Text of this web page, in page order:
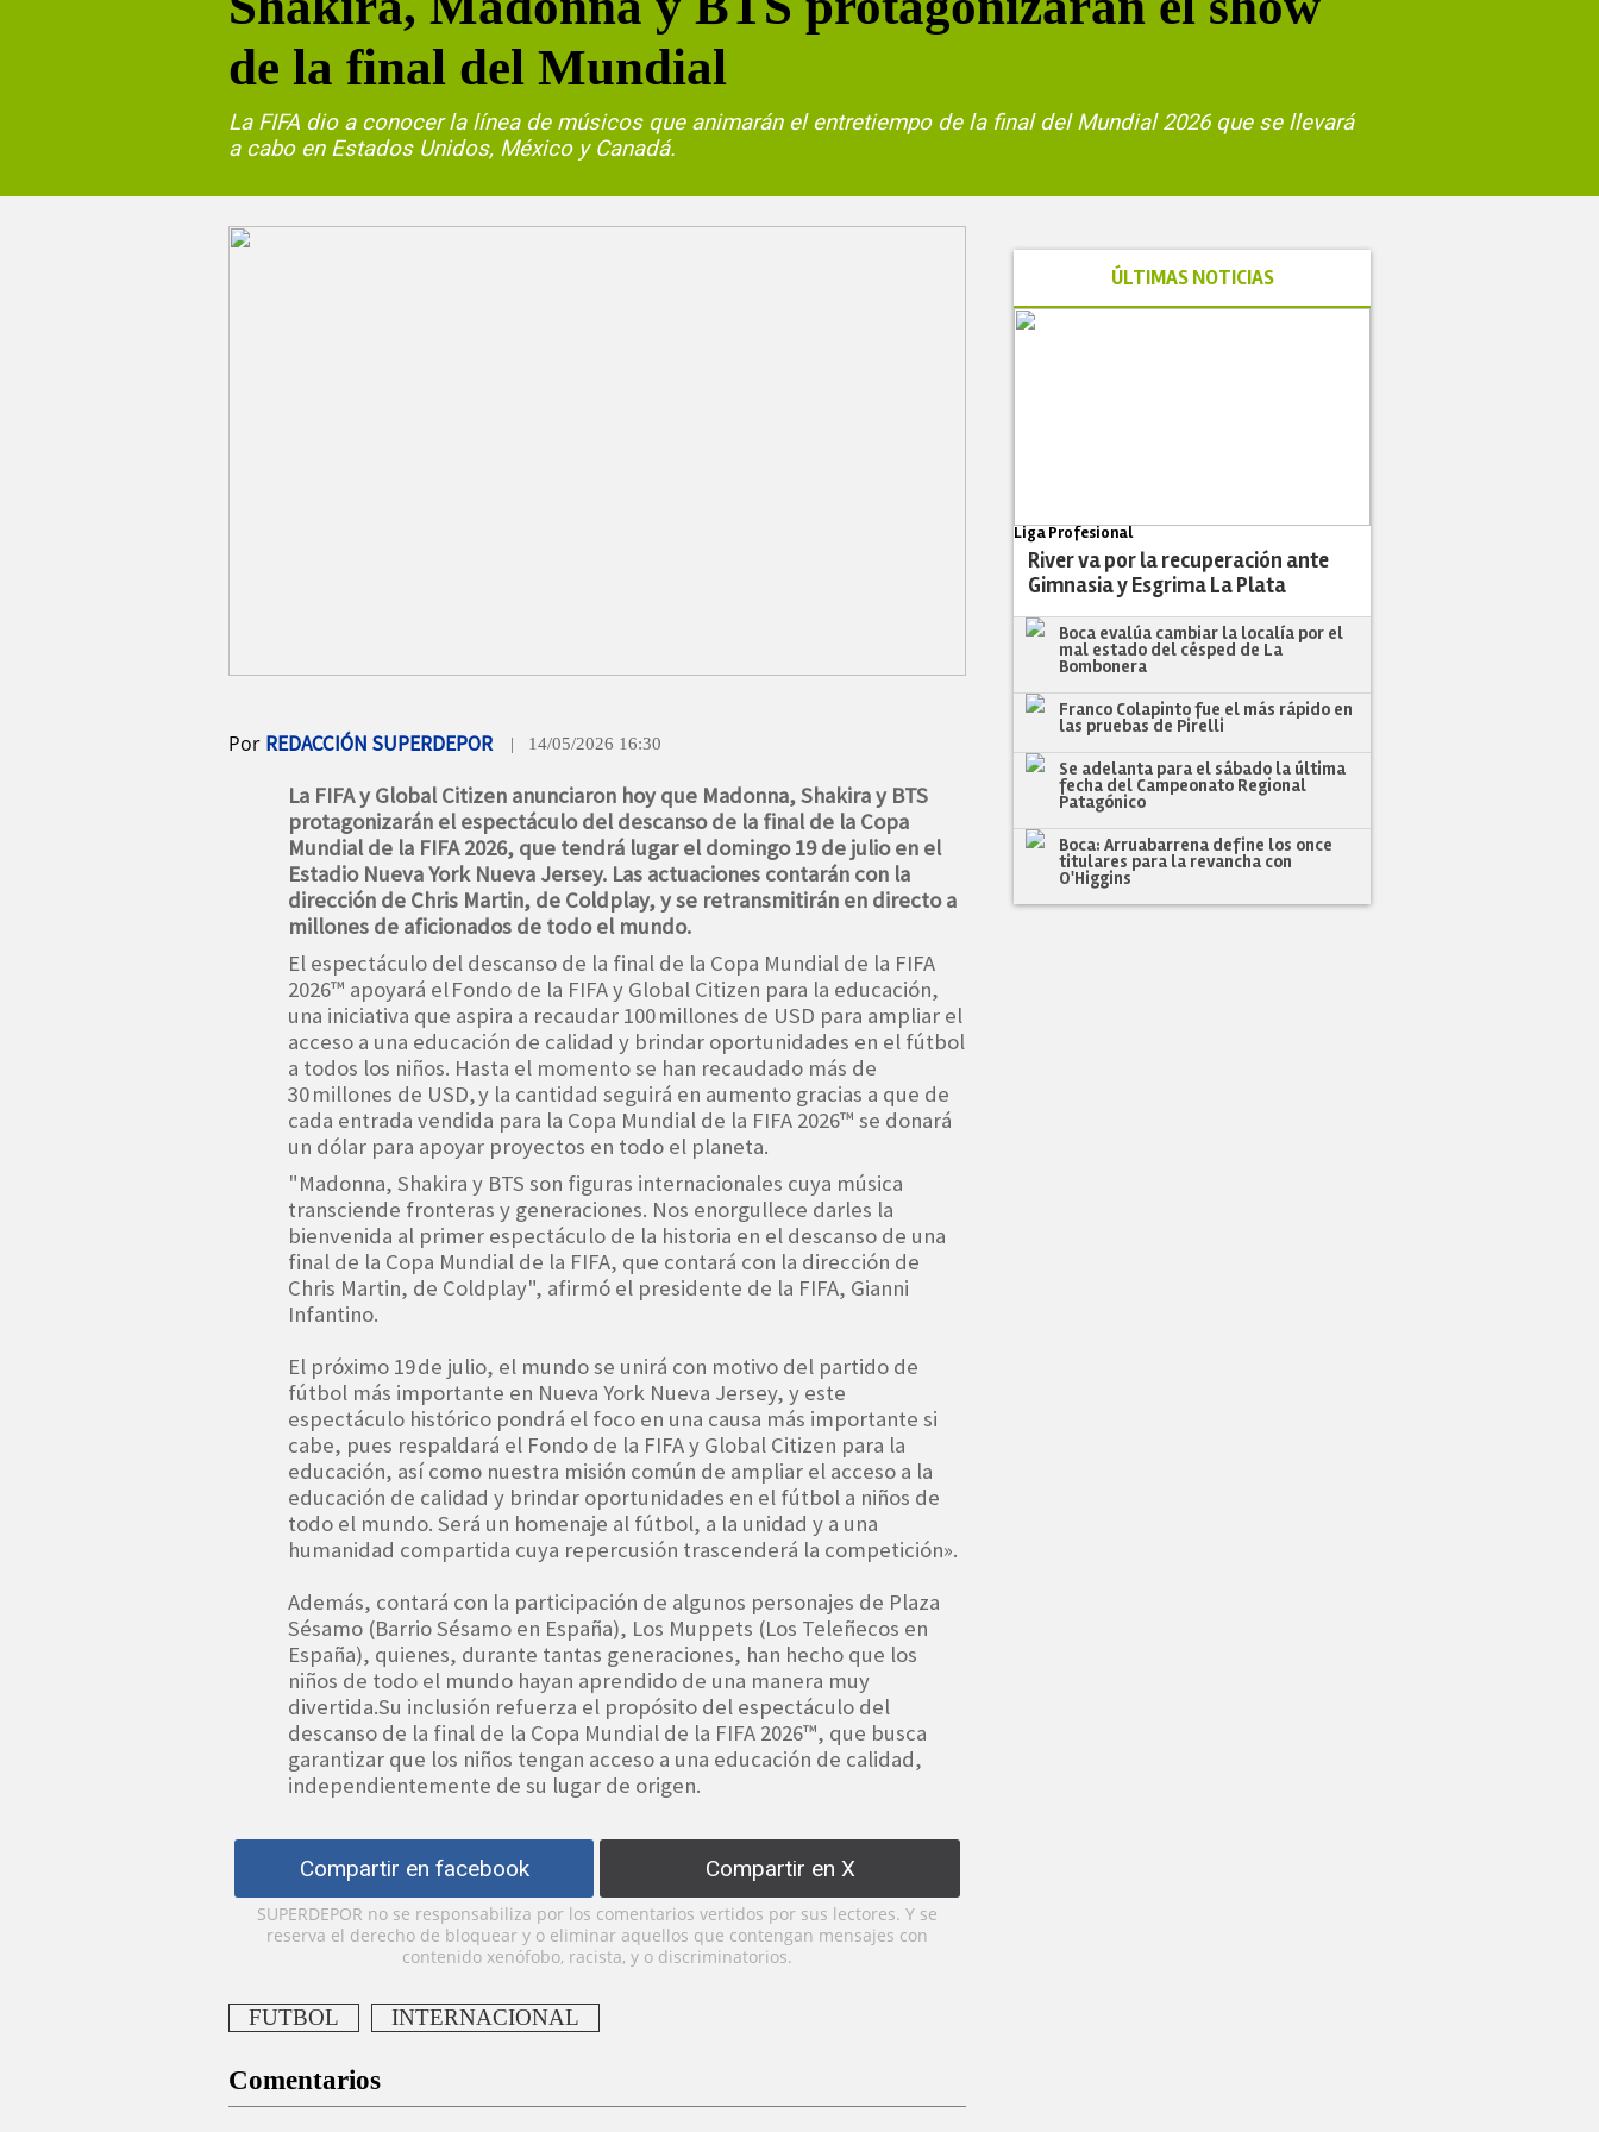
de la final del Mundial
La FIFA dio a conocer la línea de músicos que animarán el entretiempo de la final del Mundial 2026 que se llevará
a cabo en Estados Unidos, México y Canadá.
Por REDACCIÓN SUPERDEPOR | 14/05/2026 16:30
La FIFA y Global Citizen anunciaron hoy que Madonna, Shakira y BTS
protagonizarán el espectáculo del descanso de la final de la Copa
Mundial de la FIFA 2026, que tendrá lugar el domingo 19 de julio en el
Estadio Nueva York Nueva Jersey. Las actuaciones contarán con la
dirección de Chris Martin, de Coldplay, y se retransmitirán en directo a
millones de aficionados de todo el mundo.
El espectáculo del descanso de la final de la Copa Mundial de la FIFA
2026™ apoyará el Fondo de la FIFA y Global Citizen para la educación,
una iniciativa que aspira a recaudar 100 millones de USD para ampliar el
acceso a una educación de calidad y brindar oportunidades en el fútbol
a todos los niños. Hasta el momento se han recaudado más de
30 millones de USD, y la cantidad seguirá en aumento gracias a que de
cada entrada vendida para la Copa Mundial de la FIFA 2026™ se donará
un dólar para apoyar proyectos en todo el planeta.
"Madonna, Shakira y BTS son figuras internacionales cuya música
transciende fronteras y generaciones. Nos enorgullece darles la
bienvenida al primer espectáculo de la historia en el descanso de una
final de la Copa Mundial de la FIFA, que contará con la dirección de
Chris Martin, de Coldplay", afirmó el presidente de la FIFA, Gianni
Infantino.
El próximo 19 de julio, el mundo se unirá con motivo del partido de
fútbol más importante en Nueva York Nueva Jersey, y este
espectáculo histórico pondrá el foco en una causa más importante si
cabe, pues respaldará el Fondo de la FIFA y Global Citizen para la
educación, así como nuestra misión común de ampliar el acceso a la
educación de calidad y brindar oportunidades en el fútbol a niños de
todo el mundo. Será un homenaje al fútbol, a la unidad y a una
humanidad compartida cuya repercusión trascenderá la competición».
Además, contará con la participación de algunos personajes de Plaza
Sésamo (Barrio Sésamo en España), Los Muppets (Los Teleñecos en
España), quienes, durante tantas generaciones, han hecho que los
niños de todo el mundo hayan aprendido de una manera muy
divertida.Su inclusión refuerza el propósito del espectáculo del
descanso de la final de la Copa Mundial de la FIFA 2026™, que busca
garantizar que los niños tengan acceso a una educación de calidad,
independientemente de su lugar de origen.
Compartir en facebook Compartir en X
SUPERDEPOR no se responsabiliza por los comentarios vertidos por sus lectores. Y se
reserva el derecho de bloquear y o eliminar aquellos que contengan mensajes con
contenido xenófobo, racista, y o discriminatorios.
FUTBOL INTERNACIONAL
Comentarios
ÚLTIMAS NOTICIAS
Liga Profesional
River va por la recuperación ante
Gimnasia y Esgrima La Plata
Boca evalúa cambiar la localía por el
mal estado del césped de La
Bombonera
Franco Colapinto fue el más rápido en
las pruebas de Pirelli
Se adelanta para el sábado la última
fecha del Campeonato Regional
Patagónico
Boca: Arruabarrena define los once
titulares para la revancha con
O'Higgins